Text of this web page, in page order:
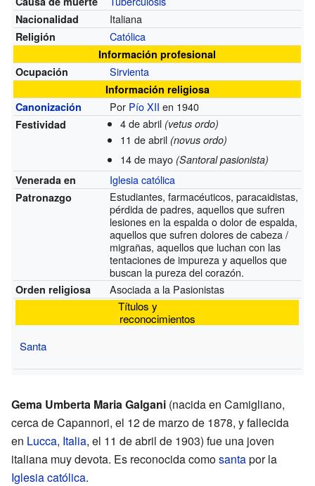
Nacionalidad Italiana
Religión Católica
Información profesional
Ocupación
Sirvienta
Información religiosa
Canonización
Por Pío XII en 1940
Festividad 4 de abril (vetus ordo)
11 de abril (novus ordo)
14 de mayo (Santoral pasionista)
Venerada en
Iglesia católica
Patronazgo
Estudiantes, farmacéuticos, paracaidistas,
pérdida de padres, aquellos que sufren
lesiones en la espalda o dolor de espalda,
aquellos que sufren dolores de cabeza /
migrañas, aquellos que luchan con las
tentaciones de impureza y aquellos que
buscan la pureza del corazón.
Orden religiosa
Asociada a la Pasionistas
Títulos y
reconocimientos
Santa
Gema Umberta Maria Galgani (nacida en Camigliano,
cerca de Capannori, el 12 de marzo de 1878, y fallecida
en Lucca, Italia, el 11 de abril de 1903) fue una joven
italiana muy devota. Es reconocida comosantapor la
Iglesia católica.